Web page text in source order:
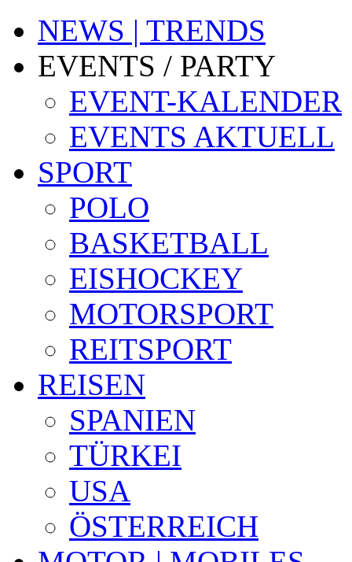
NEWS | TRENDS
EVENTS / PARTY
EVENT-KALENDER
EVENTS AKTUELL
SPORT
POLO
BASKETBALL
EISHOCKEY
MOTORSPORT
REITSPORT
REISEN
SPANIEN
TÜRKEI
USA
ÖSTERREICH